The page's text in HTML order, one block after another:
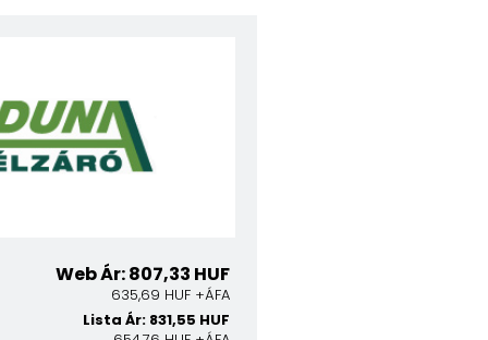
Web Ár: 807,33 HUF
635,69 HUF +ÁFA
Lista Ár: 831,55 HUF